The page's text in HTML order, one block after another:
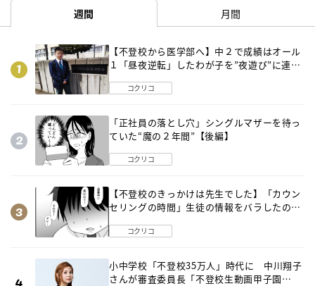
週間 月間
【不登校から医学部へ】中２で成績はオール
１「昼夜逆転」したわが子を”夜遊び”に連れ
コクリコ
「正社員の落とし穴」シングルマザーを待っ
ていた“魔の２年間”【後編】
コクリコ
【不登校のきっかけは先生でした】「カウン
セリングの時間」生徒の情報をバラしたの
コクリコ
小中学校「不登校35万人」時代に 中川翔子
さんが審査委員長「不登校生動画甲子園